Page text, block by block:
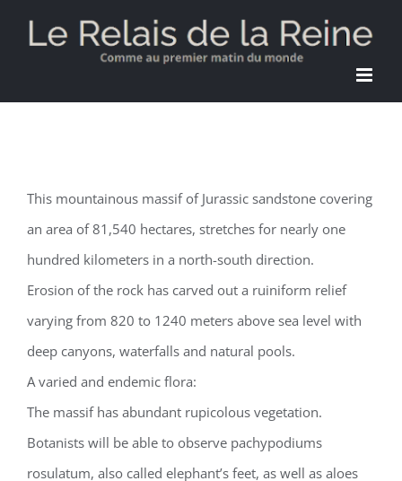
This mountainous massif of Jurassic sandstone covering
an area of 81,540 hectares, stretches for nearly one
hundred kilometers in a north-south direction.
Erosion of the rock has carved out a ruiniform relief
varying from 820 to 1240 meters above sea level with
deep canyons, waterfalls and natural pools.
A varied and endemic flora:
The massif has abundant rupicolous vegetation.
Botanists will be able to observe pachypodiums
rosulatum, also called elephant’s feet, as well as aloes